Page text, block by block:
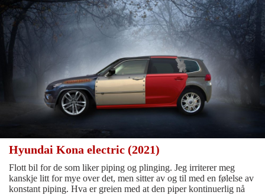
Hyundai Kona electric (2021)
Flott bil for de som liker piping og plinging. Jeg irriterer meg
kanskje litt for mye over det, men sitter av og til med en følelse av
konstant piping. Hva er greien med at den piper kontinuerlig nå